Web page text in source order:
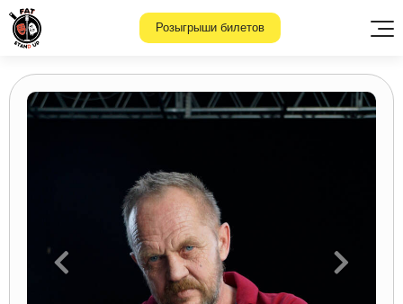
Розыгрыши билетов